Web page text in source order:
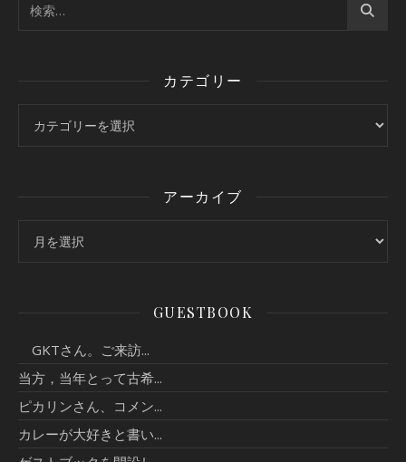
カテゴリー
アーカイブ
GUESTBOOK
GKTさん。ご来訪...
当方，当年とって古希...
ピカリンさん、コメン...
カレーが大好きと書い...